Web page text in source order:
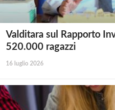
Valditara sul Rapporto
520.000 ragazzi
16 luglio 2026